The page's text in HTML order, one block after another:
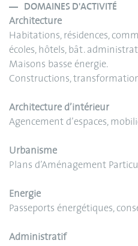
DOMAINES D'ACTIVITÉ
Architecture
Habitations, résidences,
écoles, hôtels, bât.
Maisons basse énergie.
Constructions,
Architecture d’intérieur
Agencement d’espaces,
Urbanisme
Plans d’Aménagement
Energie
Passeports énergétiques,
Administratif